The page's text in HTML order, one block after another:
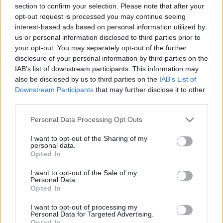
section to confirm your selection. Please note that after your
opt-out request is processed you may continue seeing
interest-based ads based on personal information utilized by
us or personal information disclosed to third parties prior to
your opt-out. You may separately opt-out of the further
disclosure of your personal information by third parties on the
IAB’s list of downstream participants. This information may
also be disclosed by us to third parties on the IAB’s List of
Downstream Participants that may further disclose it to other
Personal Data Processing Opt Outs
I want to opt-out of the Sharing of my
personal data.
Opted In
I want to opt-out of the Sale of my
Personal Data.
Opted In
I want to opt-out of processing my
Personal Data for Targeted Advertising.
špatně načasovaným renovacím
7.7.2026 | PRAHA ( Ekolist.cz
Diskuse: 2
Majitelé rodinných domů, kteří
se chystají na rekonstrukci,
získali od letošního května
nový nástroj, který jim má
pomoci vyhnout se zbytečným
chybám a špatně načasovaným investicím. Ministerstvo životního
prostředí letos připravilo systém renovačních pasů, které mají
sloužit jako efektivní plán modernizace domu a usnadnit cestu k
Jak čápi přežili horka a bouřky? Zapojte se do
sledování hnízd
Mláďata čápů v celém Česku
musela v minulých dnech čelit
bouřky a lijáky. Česká
společnost ornitologická (ČSO) vyzývá veřejnost, aby se zapojila do